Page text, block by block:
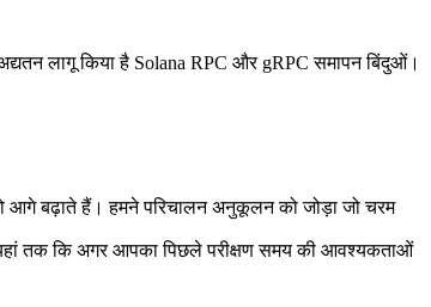
लागू किया है Solana RPC और gRPC समापन बिंदुओं।
आगे बढ़ाते हैं। हमने परिचालन अनुकूलन को जोड़ा जो चरम
यहां तक कि अगर आपका पिछले परीक्षण समय की आवश्यकताओं